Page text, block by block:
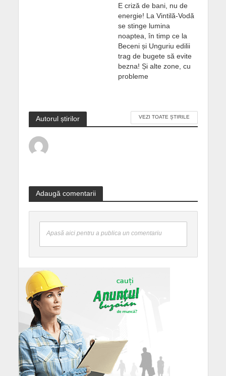
E criză de bani, nu de
energie! La Vintilă-Vodă
se stinge lumina
noaptea, în timp ce la
Beceni și Unguriu edilii
trag de bugete să evite
bezna! Și alte zone, cu
probleme
Autorul știrilor VEZI TOATE ȘTIRILE
Adaugă comentarii
Apasă aici pentru a publica un comentariu